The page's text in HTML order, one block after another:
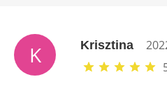
K Krisztina